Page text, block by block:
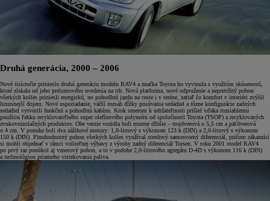
Druhá generácia, 2000 – 2006
Nové tisícročie prinieslo druhú generáciu modelu RAV4 a značka Toyota ho vyvinula s využitím skúseností,
ktoré získala od jeho prelomového uvedenia na trh. Nová platforma, nové odpruženie a nepretržitý pohon
všetkých kolies priniesli energickú, no pohodlnú jazdu na ceste i v teréne, zatiaľ čo komfort v interiéri zvýšil
luxusnejší dojem. Nové usporiadanie, väčší rozsah dĺžky posúvania sedadiel a rôzne konfigurácie zadných
sedadiel vytvorili funkčnú a pohodlnú kabínu. Krok smerom k udržateľnosti prišiel vďaka rozsiahlemu
použitiu ľahko recyklovateľného super olefínového polyméru od spoločnosti Toyota (TSOP) a recyklovaných
zvukovoizolačných produktov. Obe verzie vozidla boli mierne dlhšie – trojdverová o 5,5 cm a päťdverová
o 4 cm. V ponuke boli dva zážihové motory: 1,8-litrový s výkonom 123 k (DIN) a 2,0-litrový s výkonom
150 k (DIN). Plnohodnotný pohon všetkých kolies využíval stredový samosvorný diferenciál, pričom zákazníci
si mohli objednať v rámci voliteľnej výbavy z výroby zadný diferenciál Torsen. V roku 2001 model RAV4
po prvý raz ponúkol aj vznetový pohon, a to v podobe 2,0-litrového agregátu D-4D s výkonom 116 k (DIN)
a technológiou priameho vstrekovania paliva.